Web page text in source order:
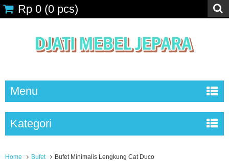
Rp 0 (0 pcs)
Menu
Kategori
Home Bufet Bufet Minimalis Lengkung Cat Duco